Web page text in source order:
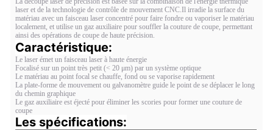
laser et de la technologie de contrôle de mouvement CNC.Il irradie la surface du
matériau avec un faisceau laser concentré pour faire fondre ou vaporiser le matériau
localement, et utilise un gaz auxiliaire pour souffler la couture de coupe, permettant
ainsi des opérations de coupe de haute précision.
Caractéristique:
Le laser émet un faisceau laser à haute énergie
Focalisé sur un point très petit (< 20 μm) par un système optique
Le matériau au point focal se chauffe, fond ou se vaporise rapidement
La plate-forme de mouvement ou galvanomètre guide le point de se déplacer le long
du chemin graphique
Le gaz auxiliaire est éjecté pour éliminer les scories pour former une couture de
coupe
Les spécifications: